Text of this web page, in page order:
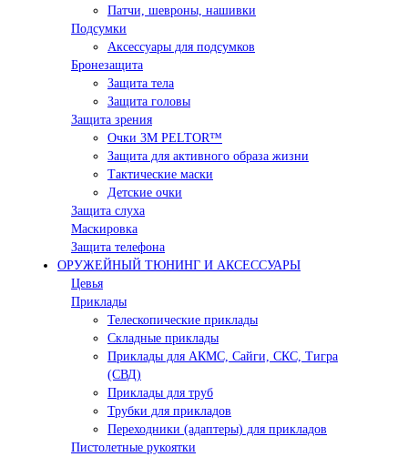
Патчи, шевроны, нашивки
Подсумки
Аксессуары для подсумков
Бронезащита
Защита тела
Защита головы
Защита зрения
Очки 3М PELTOR™
Защита для активного образа жизни
Тактические маски
Детские очки
Защита слуха
Маскировка
Защита телефона
ОРУЖЕЙНЫЙ ТЮНИНГ И АКСЕССУАРЫ
Цевья
Приклады
Телескопические приклады
Складные приклады
Приклады для АКМС, Сайги, СКС, Тигра
(СВД)
Приклады для труб
Трубки для прикладов
Переходники (адаптеры) для прикладов
Пистолетные рукоятки